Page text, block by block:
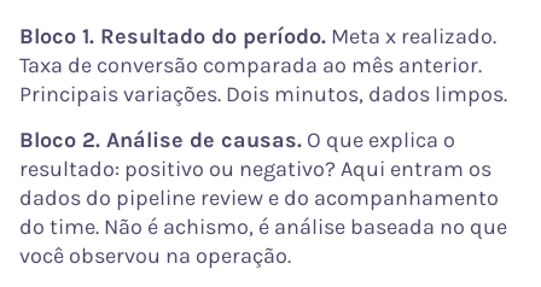
Bloco 1. Resultado do período. Meta x realizado.
Taxa de conversão comparada ao mês anterior.
Principais variações. Dois minutos, dados limpos.
Bloco 2. Análise de causas. O que explica o
resultado: positivo ou negativo? Aqui entram os
dados do pipeline review e do acompanhamento
do time. Não é achismo, é análise baseada no que
você observou na operação.